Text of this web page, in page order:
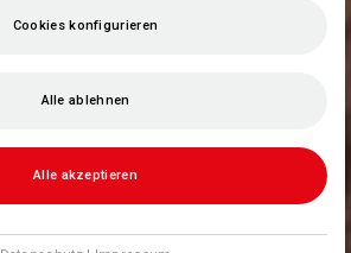
Cookies konfigurieren
Alle ablehnen
Alle akzeptieren